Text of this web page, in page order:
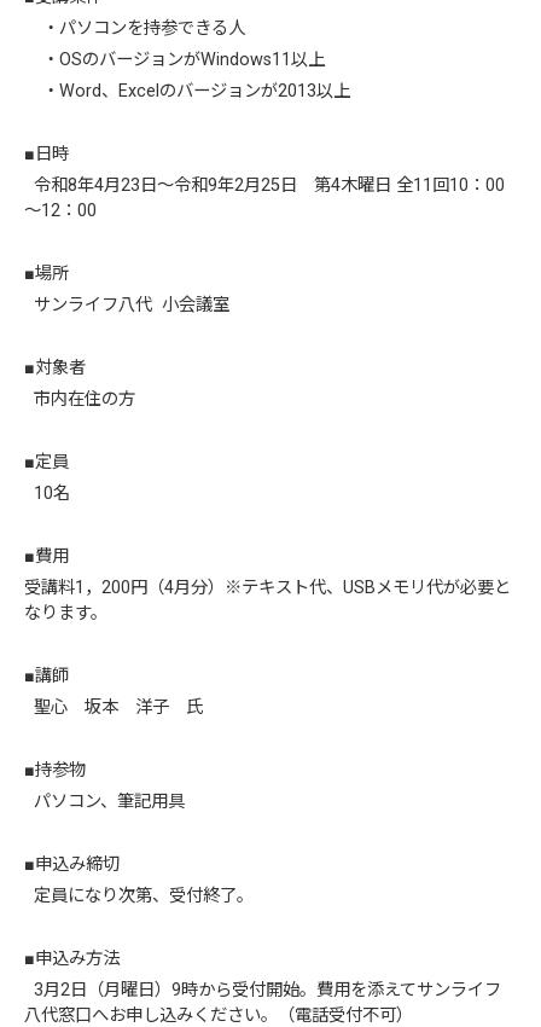
・パソコンを持参できる人
・OSのバージョンがWindows11以上
・Word、Excelのバージョンが2013以上
■日時
令和8年4月23日～令和9年2月25日 第4木曜日 全11回10：00
～12：00
■場所
サンライフ八代 小会議室
■対象者
市内在住の方
■定員
10名
■費用
受講料1，200円（4月分）※テキスト代、USBメモリ代が必要と
なります。
■講師
聖心 坂本 洋子 氏
■持参物
パソコン、筆記用具
■申込み締切
定員になり次第、受付終了。
■申込み方法
3月2日（月曜日）9時から受付開始。費用を添えてサンライフ
八代窓口へお申し込みください。（電話受付不可）